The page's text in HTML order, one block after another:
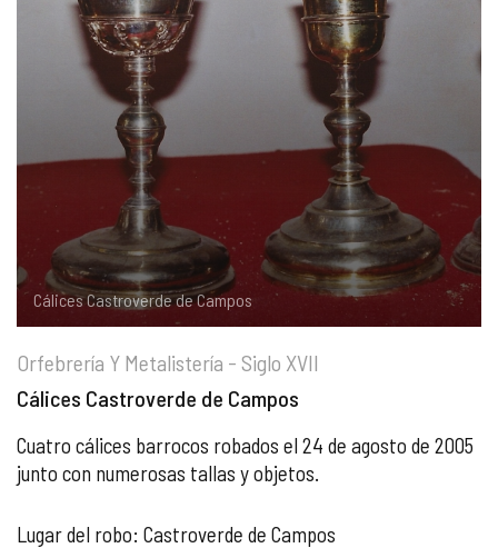
Cálices Castroverde de Campos
Orfebrería Y Metalistería - Siglo XVII
Cálices Castroverde de Campos
Cuatro cálices barrocos robados el 24 de agosto de 2005
junto con numerosas tallas y objetos.
Lugar del robo: Castroverde de Campos
COMPLIANCE
DOCTRINA DE LA IGLESIA
PORTAL DE TRANSPARENCIA
RENDICIÓN CUENTAS ENTIDADES RELIGIOSAS
PREGUNTAS FRECUENTES
PASTORAL SAMARITANA
CENTROS SOCIALES
APOSTOLADO SEGLAR
VIDA CONSAGRADA
IMÁGENES
AUDIOS